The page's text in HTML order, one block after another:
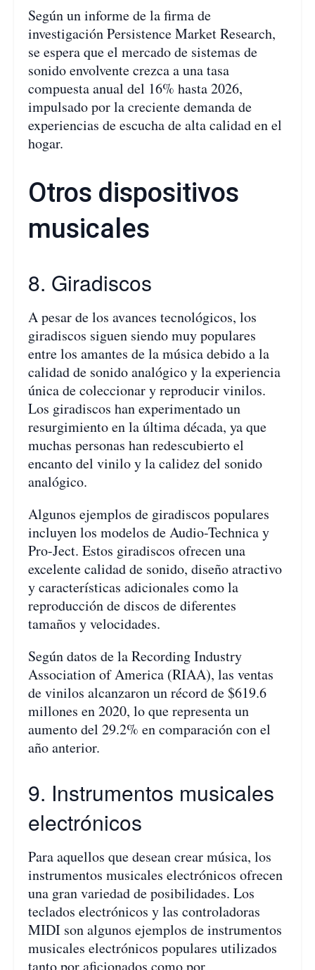
Según un informe de la firma de
investigación Persistence Market Research,
se espera que el mercado de sistemas de
sonido envolvente crezca a una tasa
compuesta anual del 16% hasta 2026,
impulsado por la creciente demanda de
experiencias de escucha de alta calidad en el
hogar.
Otros dispositivos
musicales
8. Giradiscos
A pesar de los avances tecnológicos, los
giradiscos siguen siendo muy populares
entre los amantes de la música debido a la
calidad de sonido analógico y la experiencia
única de coleccionar y reproducir vinilos.
Los giradiscos han experimentado un
resurgimiento en la última década, ya que
muchas personas han redescubierto el
encanto del vinilo y la calidez del sonido
analógico.
Algunos ejemplos de giradiscos populares
incluyen los modelos de Audio-Technica y
Pro-Ject. Estos giradiscos ofrecen una
excelente calidad de sonido, diseño atractivo
y características adicionales como la
reproducción de discos de diferentes
tamaños y velocidades.
Según datos de la Recording Industry
Association of America (RIAA), las ventas
de vinilos alcanzaron un récord de $619.6
millones en 2020, lo que representa un
aumento del 29.2% en comparación con el
año anterior.
9. Instrumentos musicales
electrónicos
Para aquellos que desean crear música, los
instrumentos musicales electrónicos ofrecen
una gran variedad de posibilidades. Los
teclados electrónicos y las controladoras
MIDI son algunos ejemplos de instrumentos
musicales electrónicos populares utilizados
tanto por aficionados como por